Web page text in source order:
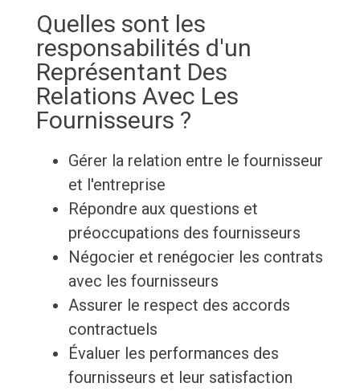
Quelles sont les
responsabilités d'un
Représentant Des
Relations Avec Les
Fournisseurs ?
Gérer la relation entre le fournisseur
et l'entreprise
Répondre aux questions et
préoccupations des fournisseurs
Négocier et renégocier les contrats
avec les fournisseurs
Assurer le respect des accords
contractuels
Évaluer les performances des
fournisseurs et leur satisfaction